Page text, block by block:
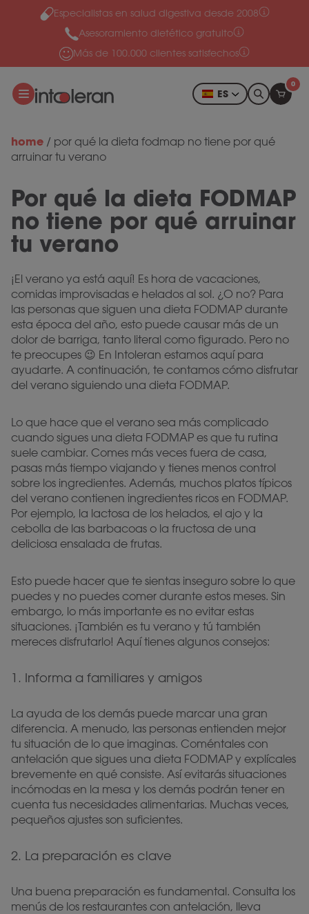
Ir al contenido
Especialistas en salud digestiva desde 2008
Asesoramiento dietético gratuito
Más de 100.000 clientes satisfechos
ES
0
home / por qué la dieta fodmap no tiene por qué
arruinar tu verano
Por qué la dieta FODMAP
no tiene por qué arruinar
tu verano
¡El verano ya está aquí! Es hora de vacaciones,
comidas improvisadas e helados al sol. ¿O no? Para
las personas que siguen una dieta FODMAP durante
esta época del año, esto puede causar más de un
dolor de barriga, tanto literal como figurado. Pero no
te preocupes 😉 En Intoleran estamos aquí para
ayudarte. A continuación, te contamos cómo disfrutar
del verano siguiendo una dieta FODMAP.
Lo que hace que el verano sea más complicado
cuando sigues una dieta FODMAP es que tu rutina
suele cambiar. Comes más veces fuera de casa,
pasas más tiempo viajando y tienes menos control
sobre los ingredientes. Además, muchos platos típicos
del verano contienen ingredientes ricos en FODMAP.
Por ejemplo, la lactosa de los helados, el ajo y la
cebolla de las barbacoas o la fructosa de una
deliciosa ensalada de frutas.
Esto puede hacer que te sientas inseguro sobre lo que
puedes y no puedes comer durante estos meses. Sin
embargo, lo más importante es no evitar estas
situaciones. ¡También es tu verano y tú también
mereces disfrutarlo! Aquí tienes algunos consejos:
1. Informa a familiares y amigos
La ayuda de los demás puede marcar una gran
diferencia. A menudo, las personas entienden mejor
tu situación de lo que imaginas. Coméntales con
antelación que sigues una dieta FODMAP y explícales
brevemente en qué consiste. Así evitarás situaciones
incómodas en la mesa y los demás podrán tener en
cuenta tus necesidades alimentarias. Muchas veces,
pequeños ajustes son suficientes.
2. La preparación es clave
Una buena preparación es fundamental. Consulta los
menús de los restaurantes con antelación, lleva